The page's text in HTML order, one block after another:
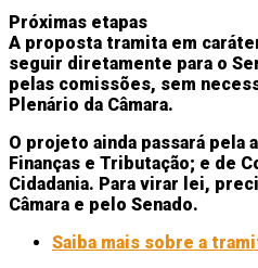
Próximas etapas
A proposta tramita em
seguir diretamente para o
pelas comissões, sem
Plenário da Câmara.
O projeto ainda passará pela
Finanças e Tributação; e de
Cidadania. Para virar lei,
Câmara e pelo Senado.
Saiba mais sobre a